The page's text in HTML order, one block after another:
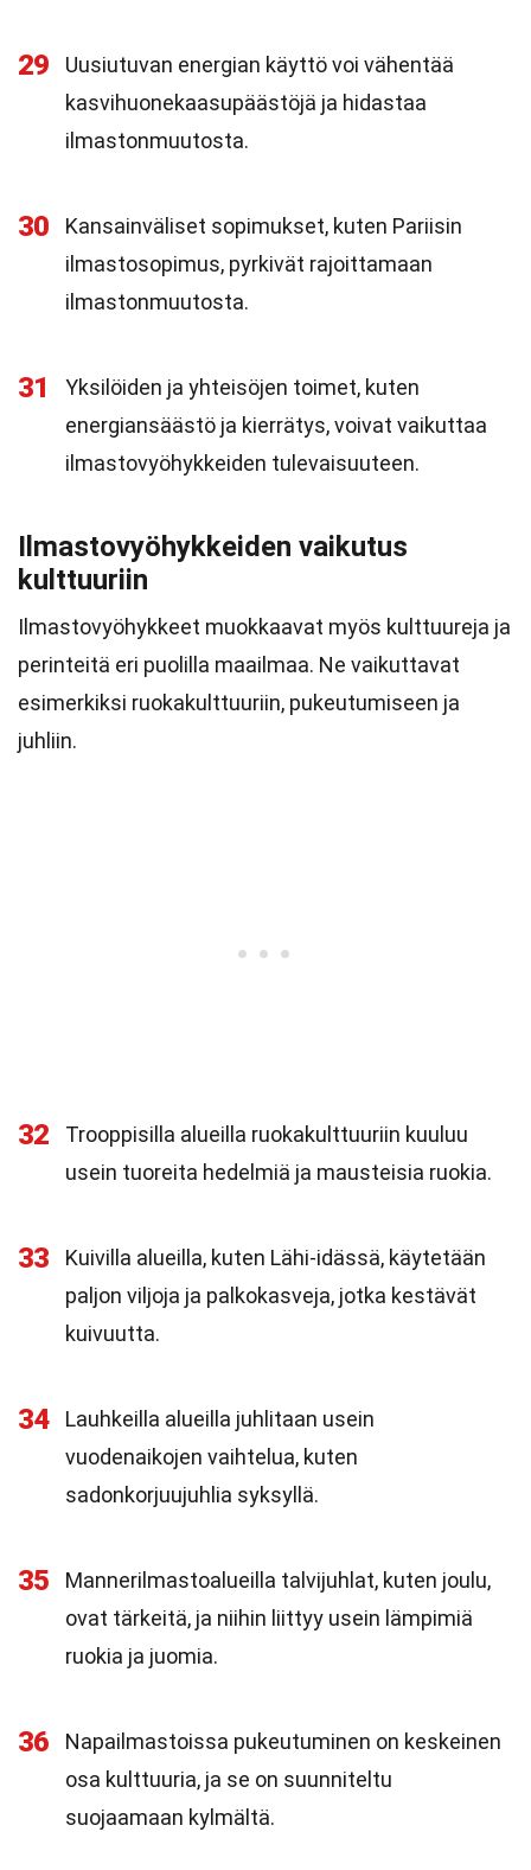
29
Uusiutuvan energian käyttö voi vähentää
kasvihuonekaasupäästöjä ja hidastaa
ilmastonmuutosta.
30
Kansainväliset sopimukset, kuten Pariisin
ilmastosopimus, pyrkivät rajoittamaan
ilmastonmuutosta.
31
Yksilöiden ja yhteisöjen toimet, kuten
energiansäästö ja kierrätys, voivat vaikuttaa
ilmastovyöhykkeiden tulevaisuuteen.
Ilmastovyöhykkeiden vaikutus
kulttuuriin
Ilmastovyöhykkeet muokkaavat myös kulttuureja ja
perinteitä eri puolilla maailmaa. Ne vaikuttavat
esimerkiksi ruokakulttuuriin, pukeutumiseen ja
juhliin.
32
Trooppisilla alueilla ruokakulttuuriin kuuluu
usein tuoreita hedelmiä ja mausteisia ruokia.
33
Kuivilla alueilla, kuten Lähi-idässä, käytetään
paljon viljoja ja palkokasveja, jotka kestävät
kuivuutta.
34
Lauhkeilla alueilla juhlitaan usein
vuodenaikojen vaihtelua, kuten
sadonkorjuujuhlia syksyllä.
35
Mannerilmastoalueilla talvijuhlat, kuten joulu,
ovat tärkeitä, ja niihin liittyy usein lämpimiä
ruokia ja juomia.
36
Napailmastoissa pukeutuminen on keskeinen
osa kulttuuria, ja se on suunniteltu
suojaamaan kylmältä.